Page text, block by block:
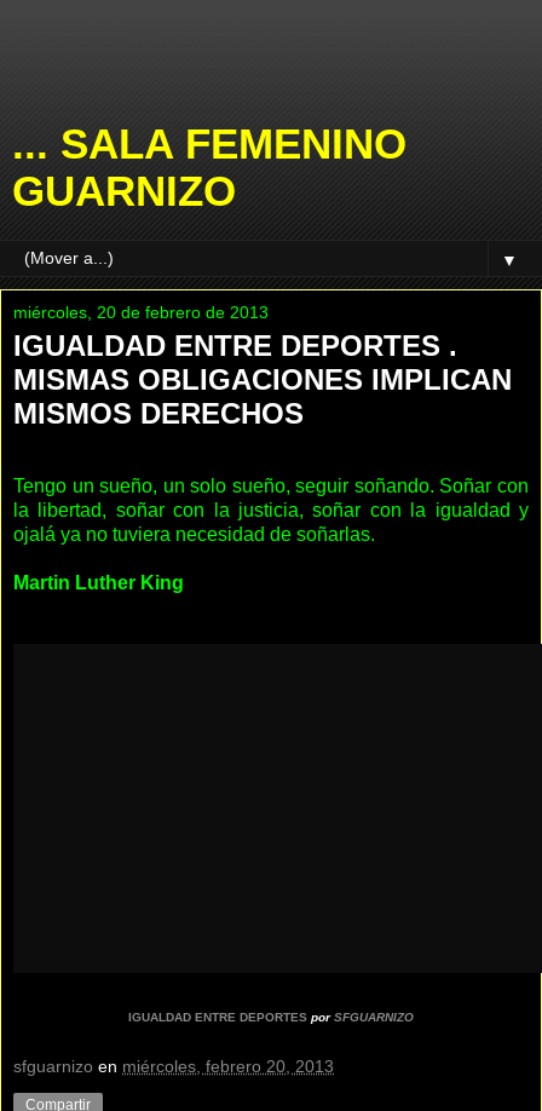
... SALA FEMENINO
GUARNIZO
▼
miércoles, 20 de febrero de 2013
IGUALDAD ENTRE DEPORTES .
MISMAS OBLIGACIONES IMPLICAN
MISMOS DERECHOS
Tengo un sueño, un solo sueño, seguir soñando. Soñar con
la libertad, soñar con la justicia, soñar con la igualdad y
ojalá ya no tuviera necesidad de soñarlas.
Martin Luther King
IGUALDAD ENTRE DEPORTES porSFGUARNIZO
sfguarnizo en miércoles, febrero 20, 2013
Compartir